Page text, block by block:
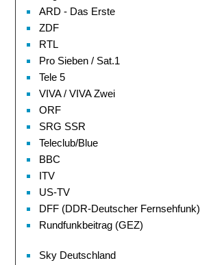
ARD - Das Erste
ZDF
RTL
Pro Sieben / Sat.1
Tele 5
VIVA / VIVA Zwei
ORF
SRG SSR
Teleclub/Blue
BBC
ITV
US-TV
DFF (DDR-Deutscher Fernsehfunk)
Rundfunkbeitrag (GEZ)
Sky Deutschland